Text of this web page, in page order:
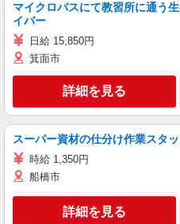
マイクロバスにて教習所に通う
イバー
日給 15,850円
箕面市
詳細を見る
スーパー資材の仕分け作業スタ
時給 1,350円
船橋市
詳細を見る